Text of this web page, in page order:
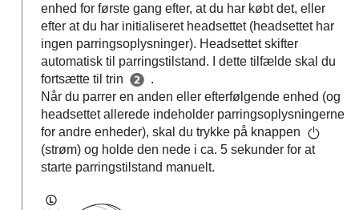
enhed for første gang efter, at du har købt det, eller
efter at du har initialiseret headsettet (headsettet har
ingen parringsoplysninger). Headsettet skifter
automatisk til parringstilstand. I dette tilfælde skal du
fortsætte til trin
.
Når du parrer en anden eller efterfølgende enhed (og
headsettet allerede indeholder parringsoplysningerne
for andre enheder), skal du trykke på knappen
(strøm) og holde den nede i ca. 5 sekunder for at
starte parringstilstand manuelt.